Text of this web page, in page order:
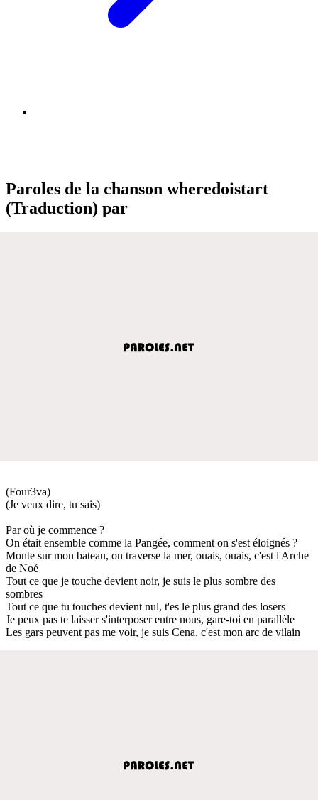
Paroles de la chanson wheredoistart
(Traduction) par
(Four3va)
(Je veux dire, tu sais)
Par où je commence ?
On était ensemble comme la Pangée, comment on s'est éloignés ?
Monte sur mon bateau, on traverse la mer, ouais, ouais, c'est l'Arche
de Noé
Tout ce que je touche devient noir, je suis le plus sombre des
sombres
Tout ce que tu touches devient nul, t'es le plus grand des losers
Je peux pas te laisser s'interposer entre nous, gare-toi en parallèle
Les gars peuvent pas me voir, je suis Cena, c'est mon arc de vilain